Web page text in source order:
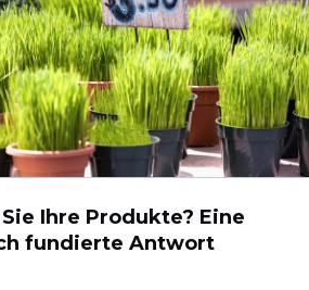
Ihre Produkte? Eine
fundierte Antwort